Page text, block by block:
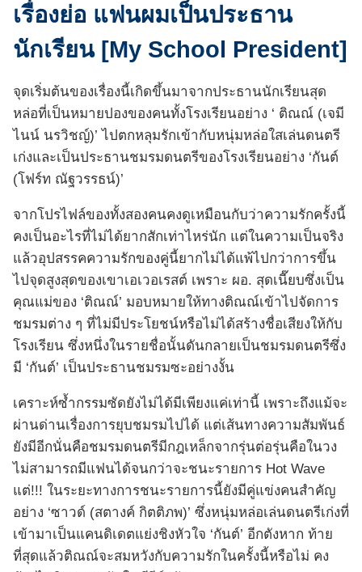
เรื่องย่อ แฟนผมเป็นประธาน
นักเรียน [My School President]
จุดเริ่มต้นของเรื่องนี้เกิดขึ้นมาจากประธานนักเรียนสุด
หล่อที่เป็นหมายปองของคนทั้งโรงเรียนอย่าง ‘ ติณณ์ (เจมี
ไนน์ นรวิชญ์)’ ไปตกหลุมรักเข้ากับหนุ่มหล่อใสเล่นดนตรี
เก่งและเป็นประธานชมรมดนตรีของโรงเรียนอย่าง ‘กันต์
(โฟร์ท ณัฐวรรธน์)’
จากโปรไฟล์ของทั้งสองคนคงดูเหมือนกับว่าความรักครั้งนี้
คงเป็นอะไรที่ไม่ได้ยากสักเท่าไหร่นัก แต่ในความเป็นจริง
แล้วอุปสรรคความรักของคู่นี้ยากไม่ได้แพ้ไปกว่าการขึ้น
ไปจุดสูงสุดของเขาเอเวอเรสต์ เพราะ ผอ. สุดเนี๊ยบซึ่งเป็น
คุณแม่ของ ‘ติณณ์’ มอบหมายให้ทางติณณ์เข้าไปจัดการ
ชมรมต่าง ๆ ที่ไม่มีประโยชน์หรือไม่ได้สร้างชื่อเสียงให้กับ
โรงเรียน ซึ่งหนึ่งในรายชื่อนั้นดันกลายเป็นชมรมดนตรีซึ่ง
มี ‘กันต์’ เป็นประธานชมรมซะอย่างงั้น
เคราะห์ซ้ำกรรมซัดยังไม่ได้มีเพียงแค่เท่านี้ เพราะถึงแม้จะ
ผ่านด่านเรื่องการยุบชมรมไปได้ แต่เส้นทางความสัมพันธ์
ยังมีอีกนั่นคือชมรมดนตรีมีกฎเหล็กจากรุ่นต่อรุ่นคือในวง
ไม่สามารถมีแฟนได้จนกว่าจะชนะรายการ Hot Wave
แต่!!! ในระยะทางการชนะรายการนี้ยังมีคู่แข่งคนสำคัญ
อย่าง ‘ซาวด์ (สตางค์ กิตติภพ)’ ซึ่งหนุ่มหล่อเล่นดนตรีเก่งที่
เข้ามาเป็นแคนดิเดตแย่งชิงหัวใจ ‘กันต์’ อีกตังหาก ท้าย
ที่สุดแล้วติณณ์จะสมหวังกับความรักในครั้งนี้หรือไม่ คง